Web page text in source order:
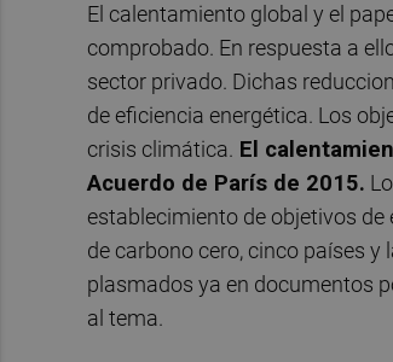
El calentamiento global y el
comprobado. En respuesta a
sector privado. Dichas
de eficiencia energética. Los
crisis climática. El
Acuerdo de París de 2015.
establecimiento de objetivos
de carbono cero, cinco países
plasmados ya en documentos
al tema.